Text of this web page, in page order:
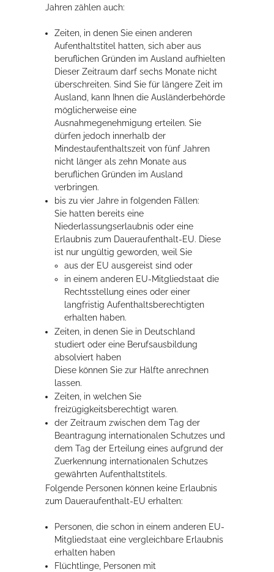
Jahren zählen auch:
Zeiten, in denen Sie einen anderen
Aufenthaltstitel hatten, sich aber aus
beruflichen Gründen im Ausland aufhielten
Dieser Zeitraum darf sechs Monate nicht
überschreiten. Sind Sie für längere Zeit im
Ausland, kann Ihnen die Ausländerbehörde
möglicherweise eine
Ausnahmegenehmigung erteilen. Sie
dürfen jedoch innerhalb der
Mindestaufenthaltszeit von fünf Jahren
nicht länger als zehn Monate aus
beruflichen Gründen im Ausland
verbringen.
bis zu vier Jahre in folgenden Fällen:
Sie hatten bereits eine
Niederlassungserlaubnis oder eine
Erlaubnis zum Daueraufenthalt-EU. Diese
ist nur ungültig geworden, weil Sie
aus der EU ausgereist sind oder
in einem anderen EU-Mitgliedstaat die
Rechtsstellung eines oder einer
langfristig Aufenthaltsberechtigten
erhalten haben.
Zeiten, in denen Sie in Deutschland
studiert oder eine Berufsausbildung
absolviert haben
Diese können Sie zur Hälfte anrechnen
lassen.
Zeiten, in welchen Sie
freizügigkeitsberechtigt waren.
der Zeitraum zwischen dem Tag der
Beantragung internationalen Schutzes und
dem Tag der Erteilung eines aufgrund der
Zuerkennung internationalen Schutzes
gewährten Aufenthaltstitels.
Folgende Personen können keine Erlaubnis
zum Daueraufenthalt-EU erhalten:
Personen, die schon in einem anderen EU-
Mitgliedstaat eine vergleichbare Erlaubnis
erhalten haben
Flüchtlinge, Personen mit